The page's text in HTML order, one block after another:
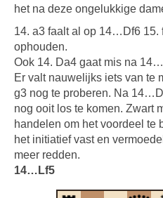
het na deze ongelukkige
14. a3 faalt al op 14…Df6 15.
ophouden.
Ook 14. Da4 gaat mis na
Er valt nauwelijks iets van te
g3 nog te proberen. Na
nog ooit los te komen. Zwart
handelen om het voordeel
het initiatief vast en
meer redden.
14…Lf5